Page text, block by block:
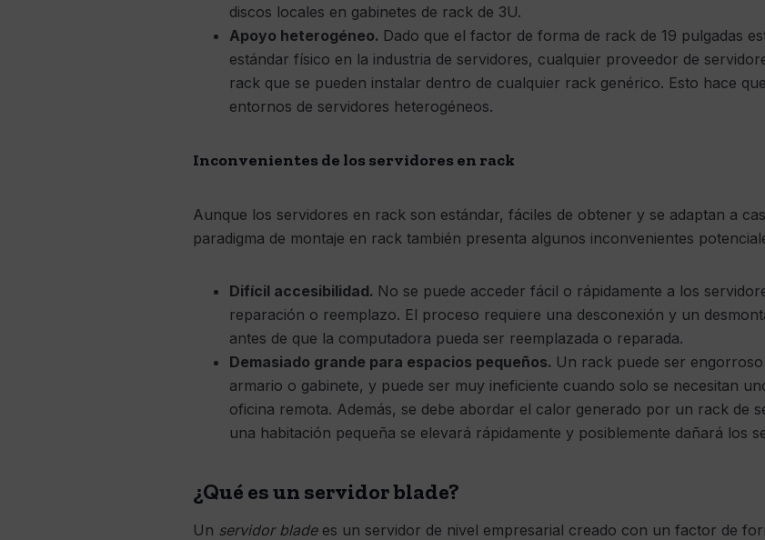
discos locales en gabinetes de rack de 3U.
Apoyo heterogéneo. Dado que el factor de forma de rack de 19 pulgadas
estándar físico en la industria de servidores, cualquier proveedor de
rack que se pueden instalar dentro de cualquier rack genérico. Esto hace
entornos de servidores heterogéneos.
Inconvenientes de los servidores en rack
Aunque los servidores en rack son estándar, fáciles de obtener y se adaptan a
paradigma de montaje en rack también presenta algunos inconvenientes
Difícil accesibilidad. No se puede acceder fácil o rápidamente a los
reparación o reemplazo. El proceso requiere una desconexión y un
antes de que la computadora pueda ser reemplazada o reparada.
Demasiado grande para espacios pequeños. Un rack puede ser
armario o gabinete, y puede ser muy ineficiente cuando solo se necesitan
oficina remota. Además, se debe abordar el calor generado por un rack de
una habitación pequeña se elevará rápidamente y posiblemente dañará los
¿Qué es un servidor blade?
Un servidor bladees un servidor de nivel empresarial creado con un factor de